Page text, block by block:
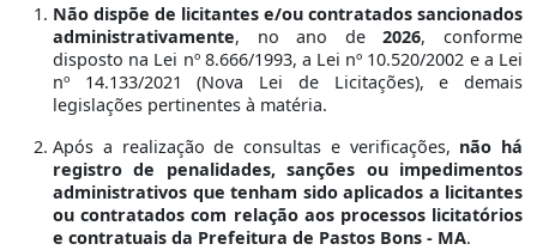
Não dispõe de licitantes e/ou contratados sancionados
administrativamente, no ano de2026, conforme
disposto na Lei nº 8.666/1993, a Lei nº 10.520/2002 e a Lei
nº 14.133/2021 (Nova Lei de Licitações), e demais
legislações pertinentes à matéria.
Após a realização de consultas e verificações, não há
registro de penalidades, sanções ou impedimentos
administrativos que tenham sido aplicados a licitantes
ou contratados com relação aos processos licitatórios
e contratuais da Prefeitura de Pastos Bons - MA.